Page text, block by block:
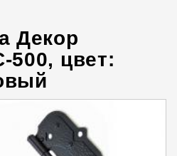
Декор
500, цвет: